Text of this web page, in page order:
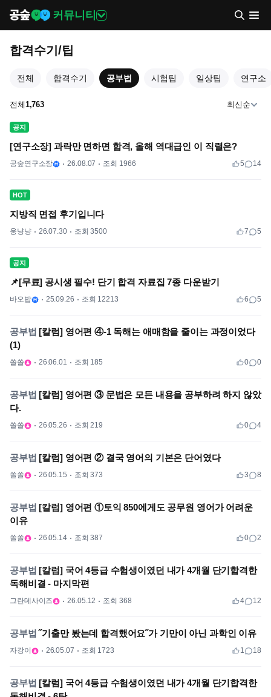
커뮤니티
합격수기/팁
전체 합격수기 공부법 시험팁 일상팁 연구소
전체1,763 최신순
공지
[연구소장] 과락만 면하면 합격, 올해 역대급인 이 직렬은?
공숲연구소장 26.08.07 조회 1966 5 14
HOT
지방직 면접 후기입니다
웅냥냥 26.07.30 조회 3500 7 5
공지
📌[무료] 공시생 필수! 단기 합격 자료집 7종 다운받기
바오밥 25.09.26 조회 12213 6 5
공부법 [칼럼] 영어편 ④-1 독해는 애매함을 줄이는 과정이었다
(1)
쏠쏠 26.06.01 조회 185 0 0
공부법 [칼럼] 영어편 ③ 문법은 모든 내용을 공부하려 하지 않았
다.
쏠쏠 26.05.26 조회 219 0 4
공부법 [칼럼] 영어편 ② 결국 영어의 기본은 단어였다
쏠쏠 26.05.15 조회 373 3 8
공부법 [칼럼] 영어편 ①토익 850에게도 공무원 영어가 어려운
이유
쏠쏠 26.05.14 조회 387 0 2
공부법 [칼럼] 국어 4등급 수험생이였던 내가 4개월 단기합격한
독해비결 - 마지막편
그란데사이즈 26.05.12 조회 368 4 12
공부법 ˝기출만 봤는데 합격했어요˝가 기만이 아닌 과학인 이유
자강이 26.05.07 조회 1723 1 18
공부법 [칼럼] 국어 4등급 수험생이였던 내가 4개월 단기합격한